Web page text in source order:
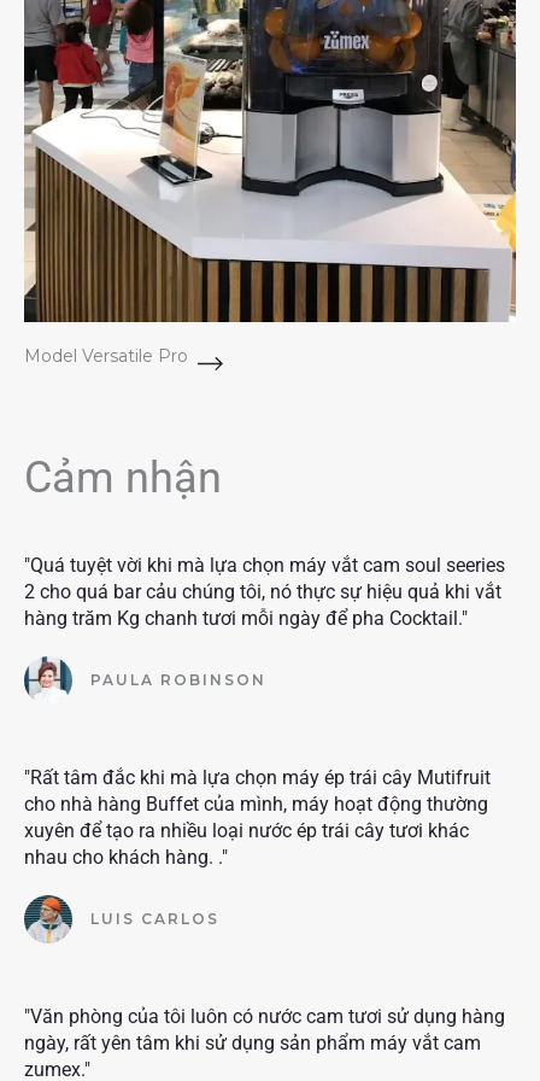
Model Versatile Pro
Cảm nhận
"Quá tuyệt vời khi mà lựa chọn máy vắt cam soul seeries
2 cho quá bar cảu chúng tôi, nó thực sự hiệu quả khi vắt
hàng trăm Kg chanh tươi mỗi ngày để pha Cocktail."
PAULA ROBINSON
"Rất tâm đắc khi mà lựa chọn máy ép trái cây Mutifruit
cho nhà hàng Buffet của mình, máy hoạt động thường
xuyên để tạo ra nhiều loại nước ép trái cây tươi khác
nhau cho khách hàng. ."
LUIS CARLOS
"Văn phòng của tôi luôn có nước cam tươi sử dụng hàng
ngày, rất yên tâm khi sử dụng sản phẩm máy vắt cam
zumex."